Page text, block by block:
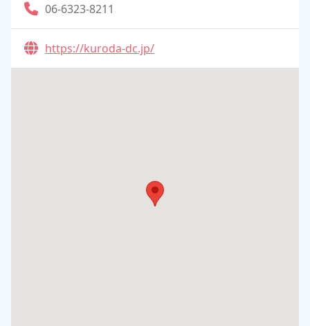
06-6323-8211
https://kuroda-dc.jp/